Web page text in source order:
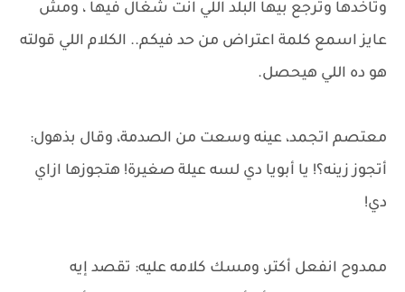
وتاخدها وترجع بيها البلد اللي انت شغال فيها ، ومش
عايز اسمع كلمة اعتراض من حد فيكم.. الكلام اللي قولته
هو ده اللي هيحصل.
معتصم اتجمد، عينه وسعت من الصدمة، وقال بذهول:
أتجوز زينه؟! يا أبويا دي لسه عيلة صغيرة! هتجوزها ازاي
دي!
ممدوح انفعل أكتر، ومسك كلامه عليه: تقصد إيه